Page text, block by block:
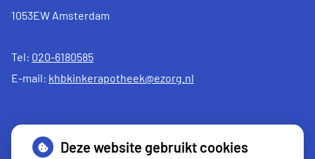
1053EW Amsterdam
Tel: 020-6180585
E-mail: khbkinkerapotheek@ezorg.nl
Deze website gebruikt cookies